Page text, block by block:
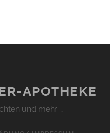
APOTHEKE
und mehr …